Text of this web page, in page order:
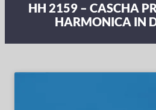
HH 2159 – CASCHA
HARMONICA IN